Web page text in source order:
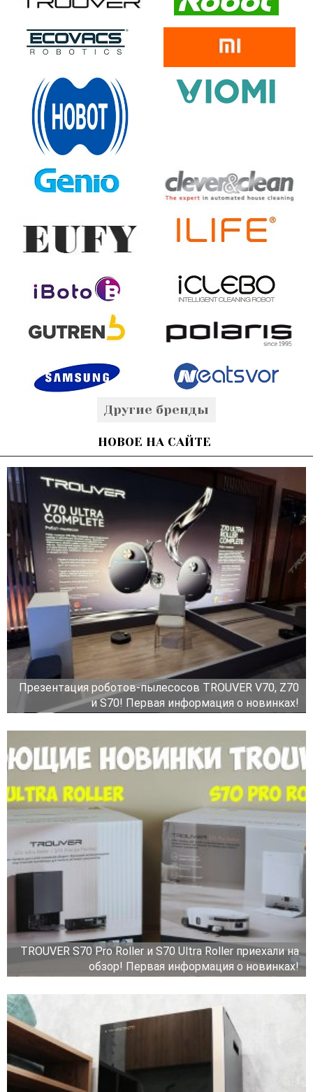
Другие бренды
НОВОЕ НА САЙТЕ
Презентация роботов-пылесосов TROUVER V70, Z70
и S70! Первая информация о новинках!
TROUVER S70 Pro Roller и S70 Ultra Roller приехали на
обзор! Первая информация о новинках!